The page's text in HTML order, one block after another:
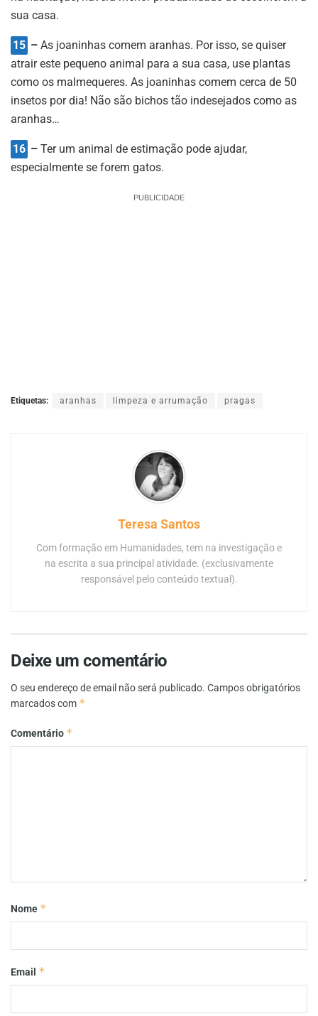
sua casa.
15 – As joaninhas comem aranhas. Por isso, se quiser
atrair este pequeno animal para a sua casa, use plantas
como os malmequeres. As joaninhas comem cerca de 50
insetos por dia! Não são bichos tão indesejados como as
aranhas…
16 – Ter um animal de estimação pode ajudar,
especialmente se forem gatos.
PUBLICIDADE
Etiquetas: aranhas limpeza e arrumação pragas
Teresa Santos
Com formação em Humanidades, tem na investigação e
na escrita a sua principal atividade. (exclusivamente
responsável pelo conteúdo textual).
Deixe um comentário
O seu endereço de email não será publicado. Campos obrigatórios
marcados com *
Comentário *
Nome *
Email *